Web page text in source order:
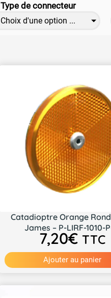
Type de connecteur
Choix d'une option ...
Catadioptre Orange
James – P-LIRF-1010-
7,20€ TTC
Ajouter au panier